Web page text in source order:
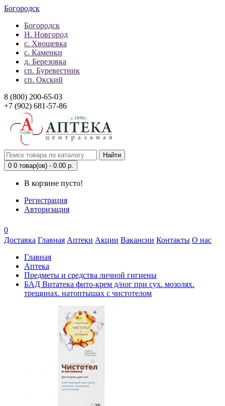
Богородск
Богородск
Н. Новгород
с. Хвощевка
с. Каменки
д. Березовка
сп. Буревестник
сп. Окский
8 (800) 200-65-03
+7 (902) 681-57-86
Найти
0 0 товар(ов) - 0.00 р.
В корзине пусто!
Регистрация
Авторизация
0
Доставка Главная Аптеки Акции Вакансии Контакты О нас
Главная
Аптека
Предметы и средства личной гигиены
БАД Витатека фито-крем д/ног при сух. мозолях.
трещинах. натоптышах с чистотелом